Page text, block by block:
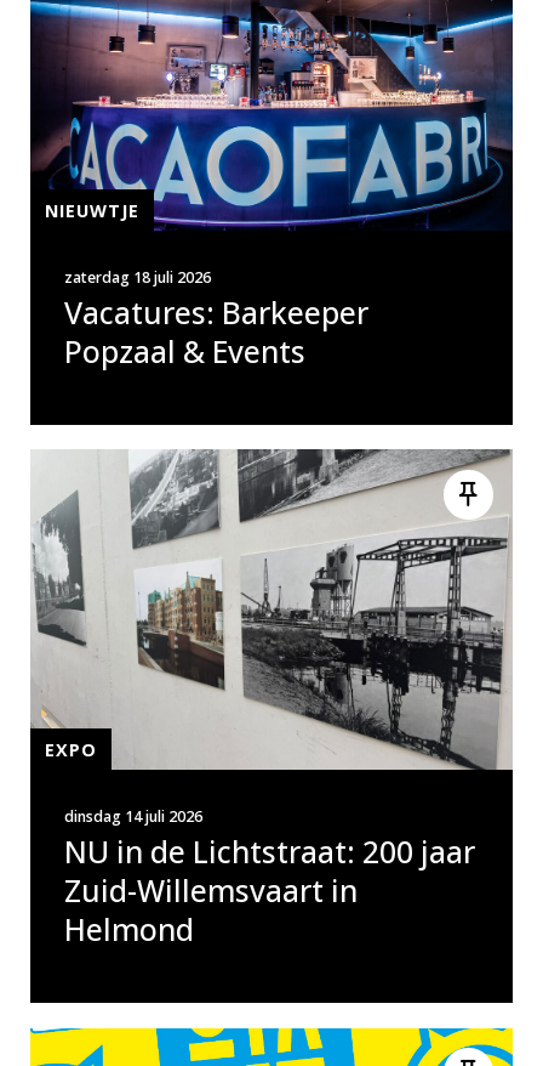
Vacatures: Barkeeper
Popzaal & Events
zaterdag 18 juli 2026
NIEUWTJE
NU in de Lichtstraat: 200 jaar
Zuid-Willemsvaart in
Helmond
dinsdag 14 juli 2026
EXPO